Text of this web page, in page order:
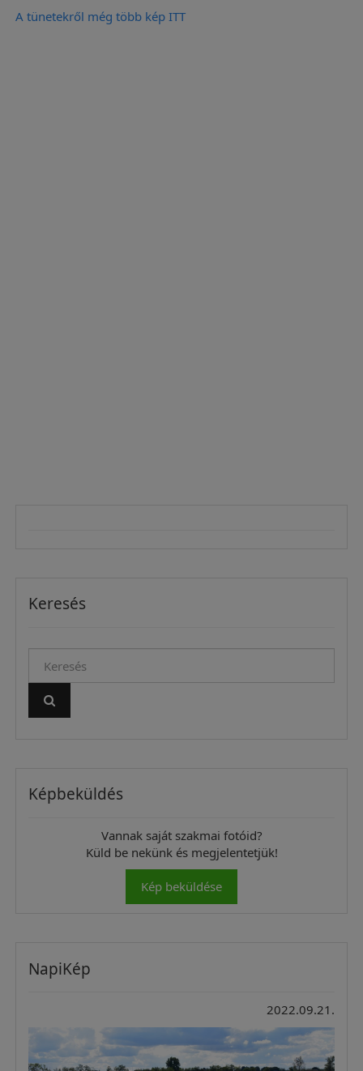
A tünetekről még több kép ITT
Keresés
Képbeküldés
Vannak saját szakmai fotóid?
Küld be nekünk és megjelentetjük!
Kép beküldése
NapiKép
2022.09.21.